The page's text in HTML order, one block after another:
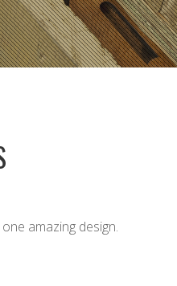
amazing design.